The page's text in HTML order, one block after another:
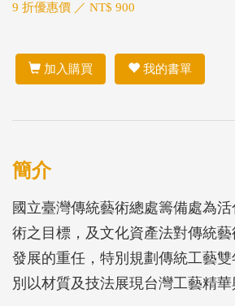
9 折優惠價 ／ NT$ 900
加入購買 我的書單
簡介
國立臺灣傳統藝術總處籌備處為
術之目標，及文化資產法對傳統
發展的重任，特別規劃傳統工藝
別以材質及技法展現台灣工藝精